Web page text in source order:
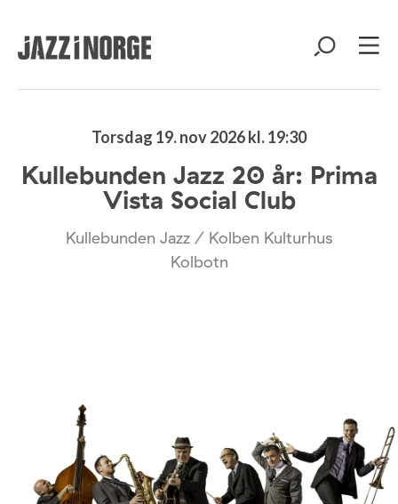
Torsdag 19. nov 2026 kl. 19:30
Kullebunden Jazz 20 år: Prima
Vista Social Club
Kullebunden Jazz / Kolben Kulturhus
Kolbotn